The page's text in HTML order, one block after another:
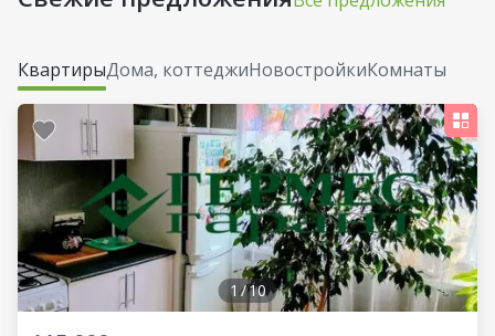
КвартирыДома, коттеджиНовостройкиКомнаты
1 /10